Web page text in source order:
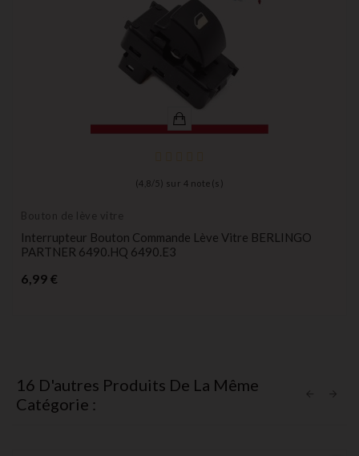
(4,8 / 5) sur 4 note(s)
Bouton de lève vitre
Interrupteur Bouton Commande Lève Vitre BERLINGO
PARTNER 6490.HQ 6490.E3
6,99 €
16 D'autres Produits De La Même
Catégorie :